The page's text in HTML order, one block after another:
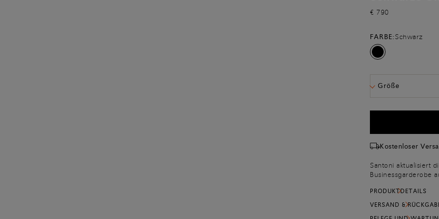
€ 790
FARBE:Schwarz
Größe
Kostenloser
Santoni aktualisiert
Businessgarderobe
Spitze, die das
Halbsohle sorgt für
PRODUKTDETAILS
VERSAND &